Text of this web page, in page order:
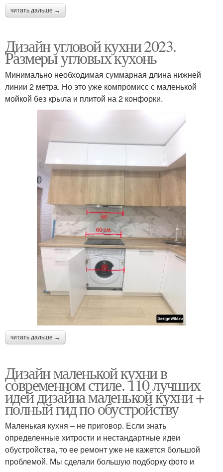
читать дальше →
Дизайн угловой кухни 2023.
Размеры угловых кухонь
Минимально необходимая суммарная длина нижней
линии 2 метра. Но это уже компромисс с маленькой
мойкой без крыла и плитой на 2 конфорки.
читать дальше →
Дизайн маленькой кухни в
современном стиле. 110 лучших
идей дизайна маленькой кухни +
полный гид по обустройству
Маленькая кухня – не приговор. Если знать
определенные хитрости и нестандартные идеи
обустройства, то ее ремонт уже не кажется большой
проблемой. Мы сделали большую подборку фото и